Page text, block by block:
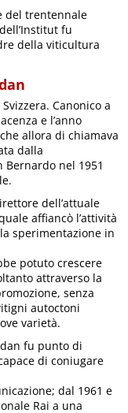
del trentennale
fu
della viticultura
Canonico a
e l’anno
allora di chiamava
dalla
Bernardo nel 1951
dell’attuale
affiancò l’attività
sperimentazione in
potuto crescere
attraverso la
senza
autoctoni
varietà.
fu punto di
di coniugare
dal 1961 e
Rai a una